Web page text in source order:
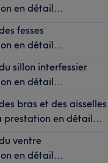
en détail...
fesses
en détail...
sillon interfessier
en détail...
bras et des aisselles
prestation en détail...
ventre
en détail...